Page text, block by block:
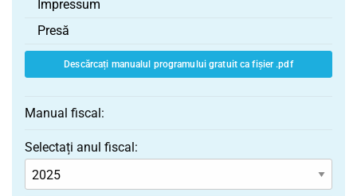
Impressum
Presă
Descărcați manualul programului gratuit ca fișier .pdf
Manual fiscal:
Selectați anul fiscal: